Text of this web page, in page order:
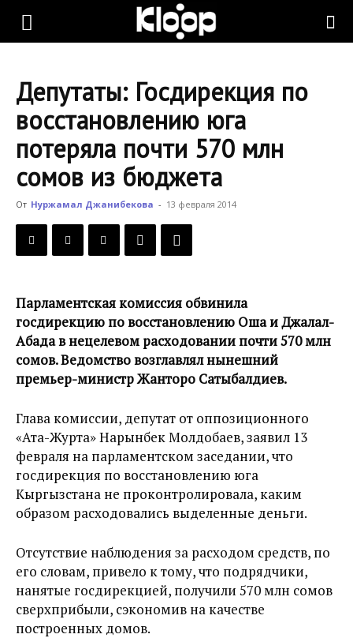
KLOOP.KG
Новости
Кыргызстана
Депутаты: Госдирекция по
восстановлению юга
потеряла почти 570 млн
сомов из бюджета
От Нуржамал Джанибекова - 13 февраля 2014
Парламентская комиссия обвинила
госдирекцию по восстановлению Оша и Джалал-
Абада в нецелевом расходовании почти 570 млн
сомов. Ведомство возглавлял нынешний
премьер-министр Жанторо Сатыбалдиев.
Глава комиссии, депутат от оппозиционного
«Ата-Журта» Нарынбек Молдобаев, заявил 13
февраля на парламентском заседании, что
госдирекция по восстановлению юга
Кыргызстана не проконтролировала, каким
образом расходовались выделенные деньги.
Отсутствие наблюдения за расходом средств, по
его словам, привело к тому, что подрядчики,
нанятые госдирекцией, получили 570 млн сомов
сверхприбыли, сэкономив на качестве
построенных домов.